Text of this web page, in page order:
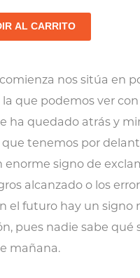
AL CARRITO
nos sitúa en
que podemos ver con
ha quedado atrás y
tenemos por
enorme signo de
alcanzado o los
el futuro hay un signo
pues nadie sabe qué
mañana.